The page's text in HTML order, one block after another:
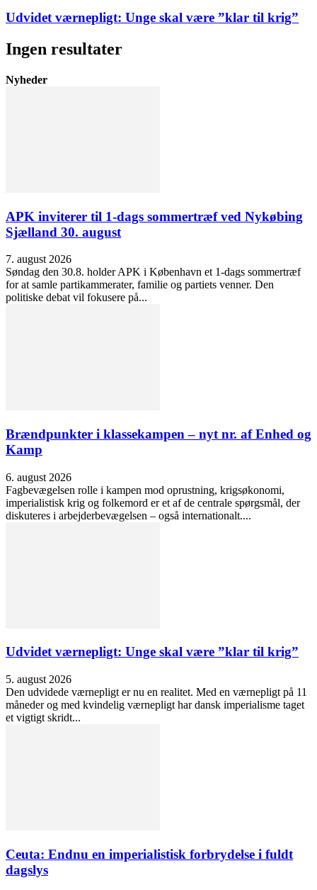
Udvidet værnepligt: Unge skal være ”klar til krig”
Ingen resultater
Nyheder
APK inviterer til 1-dags sommertræf ved Nykøbing
Sjælland 30. august
7. august 2026
Søndag den 30.8. holder APK i København et 1-dags sommertræf
for at samle partikammerater, familie og partiets venner. Den
politiske debat vil fokusere på...
Brændpunkter i klassekampen – nyt nr. af Enhed og
Kamp
6. august 2026
Fagbevægelsen rolle i kampen mod oprustning, krigsøkonomi,
imperialistisk krig og folkemord er et af de centrale spørgsmål, der
diskuteres i arbejderbevægelsen – også internationalt....
Udvidet værnepligt: Unge skal være ”klar til krig”
5. august 2026
Den udvidede værnepligt er nu en realitet. Med en værnepligt på 11
måneder og med kvindelig værnepligt har dansk imperialisme taget
et vigtigt skridt...
Ceuta: Endnu en imperialistisk forbrydelse i fuldt
dagslys